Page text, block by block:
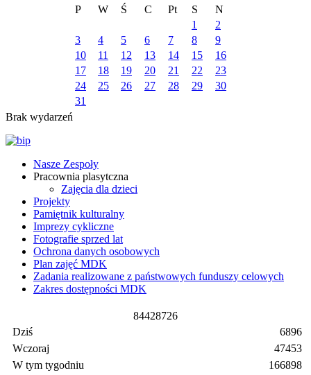
P
W Ś C Pt S
N
1
2
3
4 5 6 7 8
9
10
11 12 13 14 15
16
17
18 19 20 21 22
23
24
25 26 27 28 29
30
31
Brak wydarzeń
Nasze Zespoły
Pracownia plasytczna
Zajęcia dla dzieci
Projekty
Pamiętnik kulturalny
Imprezy cykliczne
Fotografie sprzed lat
Ochrona danych osobowych
Plan zajęć MDK
Zadania realizowane z państwowych funduszy celowych
Zakres dostępności MDK
84428726
Dziś
Wczoraj
W tym tygodniu
6896
47453
166898